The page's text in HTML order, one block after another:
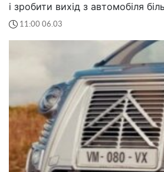
і зробити вихід з автомобіля
11:00 06.03